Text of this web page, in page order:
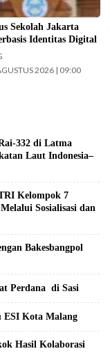
Sekolah Jakarta
Identitas Digital
2026 | 09:00
332 di Latma
Laut Indonesia–
Kelompok 7
Sosialisasi dan
Bakesbangpol
Perdana di Sasi
ESI Kota Malang
Hasil Kolaborasi